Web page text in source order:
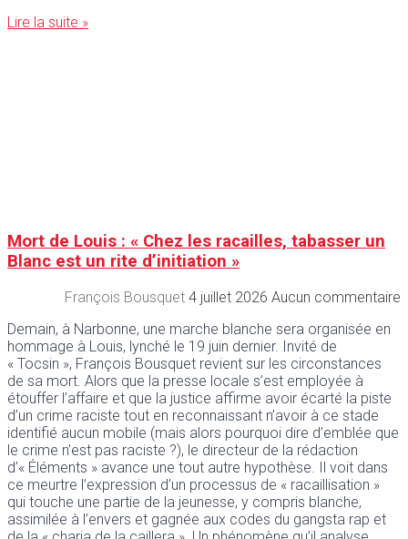
Lire la suite »
Mort de Louis : « Chez les racailles, tabasser un
Blanc est un rite d’initiation »
François Bousquet 4 juillet 2026 Aucun commentaire
Demain, à Narbonne, une marche blanche sera organisée en
hommage à Louis, lynché le 19 juin dernier. Invité de
« Tocsin », François Bousquet revient sur les circonstances
de sa mort. Alors que la presse locale s’est employée à
étouffer l’affaire et que la justice affirme avoir écarté la piste
d’un crime raciste tout en reconnaissant n’avoir à ce stade
identifié aucun mobile (mais alors pourquoi dire d’emblée que
le crime n’est pas raciste ?), le directeur de la rédaction
d’« Éléments » avance une tout autre hypothèse. Il voit dans
ce meurtre l’expression d’un processus de « racaillisation »
qui touche une partie de la jeunesse, y compris blanche,
assimilée à l’envers et gagnée aux codes du gangsta rap et